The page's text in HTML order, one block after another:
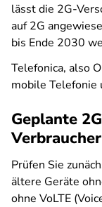
lässt die 2G-
auf 2G
bis Ende 2030
Telefonica, also
mobile Telefonie
Geplante
Prüfen Sie
ältere Geräte
ohne VoLTE